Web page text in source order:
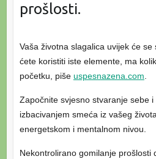
prošlosti.
Vaša životna slagalica uvijek će
ćete koristiti iste elemente, ma
početku, piše uspesnazena.com
Započnite svjesno stvaranje sebe
izbacivanjem smeća iz vašeg
energetskom i mentalnom nivou.
Nekontrolirano gomilanje prošlosti